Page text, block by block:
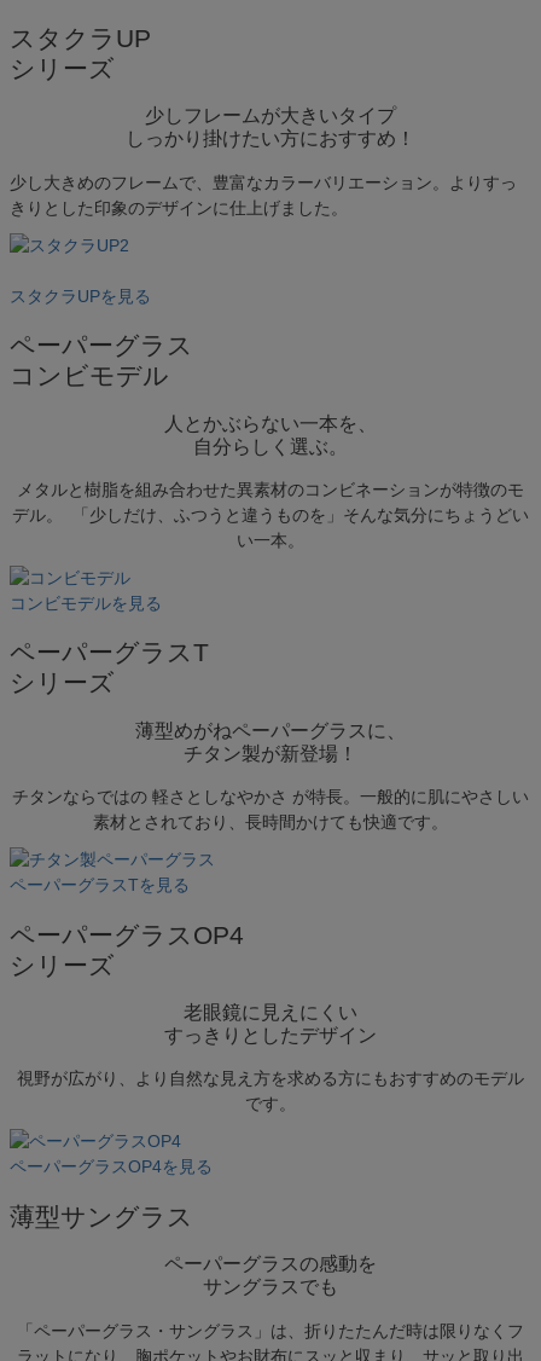
スタクラUP
シリーズ
少しフレームが大きいタイプ
しっかり掛けたい方におすすめ！
少し大きめのフレームで、豊富なカラーバリエーション。よりすっ
きりとした印象のデザインに仕上げました。
スタクラUPを見る
ペーパーグラス
コンビモデル
人とかぶらない一本を、
自分らしく選ぶ。
メタルと樹脂を組み合わせた異素材のコンビネーションが特徴のモ
デル。 「少しだけ、ふつうと違うものを」そんな気分にちょうどい
い一本。
コンビモデルを見る
ペーパーグラスT
シリーズ
薄型めがねペーパーグラスに、
チタン製が新登場！
チタンならではの 軽さとしなやかさ が特長。一般的に肌にやさしい
素材とされており、長時間かけても快適です。
ペーパーグラスTを見る
ペーパーグラスOP4
シリーズ
老眼鏡に見えにくい
すっきりとしたデザイン
視野が広がり、より自然な見え方を求める方にもおすすめのモデル
です。
ペーパーグラスOP4を見る
薄型サングラス
ペーパーグラスの感動を
サングラスでも
「ペーパーグラス・サングラス」は、折りたたんだ時は限りなくフ
ラットになり、胸ポケットやお財布にスッと収まり、サッと取り出
キーワードで探す
複数キーワードで検索したい場合は、単語の間にスペ
例）オーバルのグレーだけ絞り込みたい場合「オーバ
ル グレー」と入力
価格帯で絞り込む（税抜価格）
フレームのカタチから探す
アンダーリム
ウェリントン
ボスリントン
ラウンド
ティアドロップ
レッド